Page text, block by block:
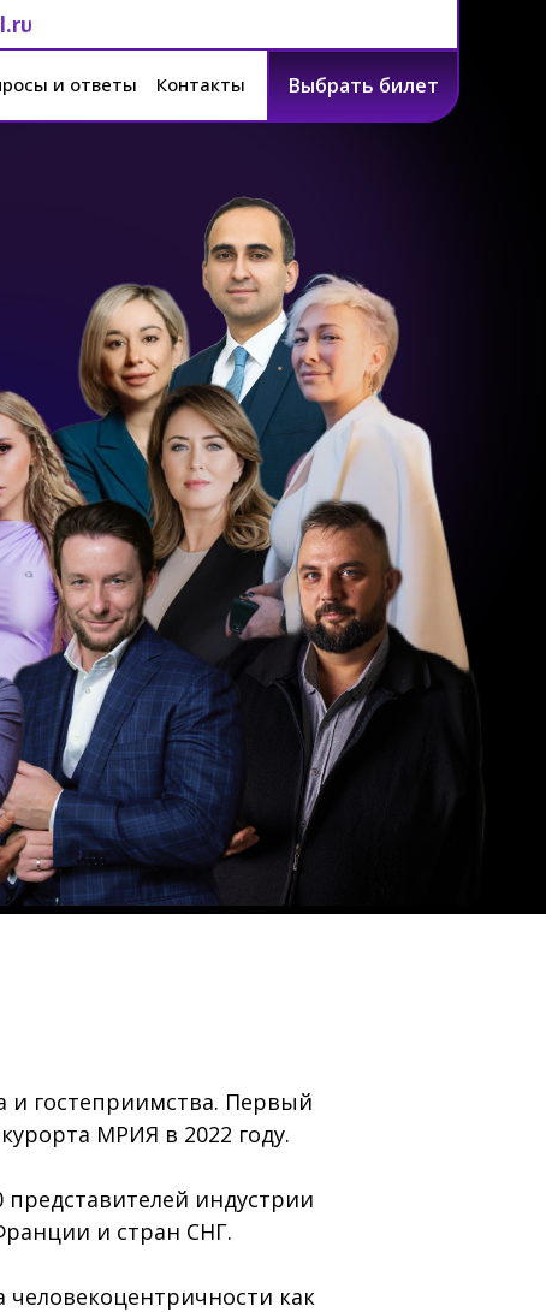
и ответы Контакты Выбрать билет
гостеприимства. Первый
МРИЯ в 2022 году.
представителей индустрии
и стран СНГ.
человекоцентричности как